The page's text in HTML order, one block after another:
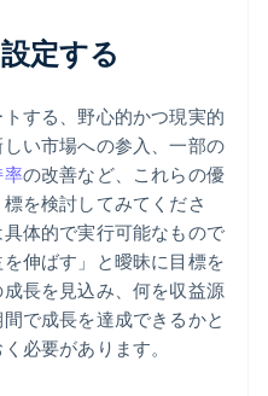
定する
する、野心的かつ現実的
い市場への参入、一部の
率の改善など、これらの優
を検討してみてくださ
体的で実行可能なもので
伸ばす」と曖昧に目標を
長を見込み、何を収益源
で成長を達成できるかと
必要があります。